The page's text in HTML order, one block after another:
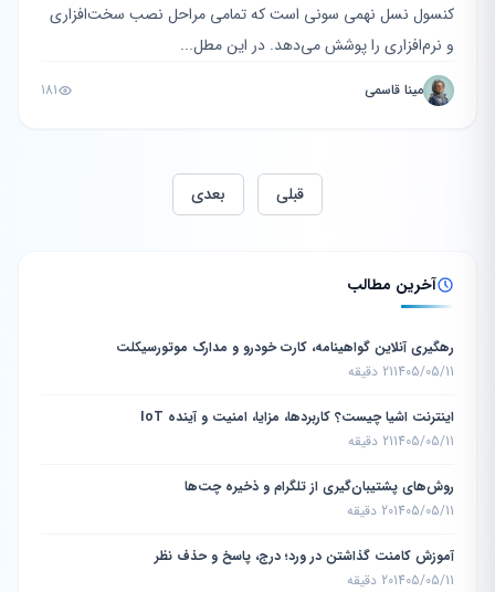
کنسول نسل نهمی سونی است که تمامی مراحل نصب سخت‌افزاری
و نرم‌افزاری را پوشش می‌دهد. در این مطل...
مینا قاسمی 181
قبلی بعدی
آخرین مطالب
رهگیری آنلاین گواهینامه، کارت خودرو و مدارک موتورسیکلت
1405/05/1121 دقیقه
اینترنت اشیا چیست؟ کاربردها، مزایا، امنیت و آینده IoT
1405/05/1121 دقیقه
روش‌های پشتیبان‌گیری از تلگرام و ذخیره چت‌ها
1405/05/1120 دقیقه
آموزش کامنت گذاشتن در ورد؛ درج، پاسخ و حذف نظر
1405/05/1120 دقیقه